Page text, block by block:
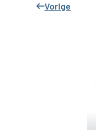
Vorige